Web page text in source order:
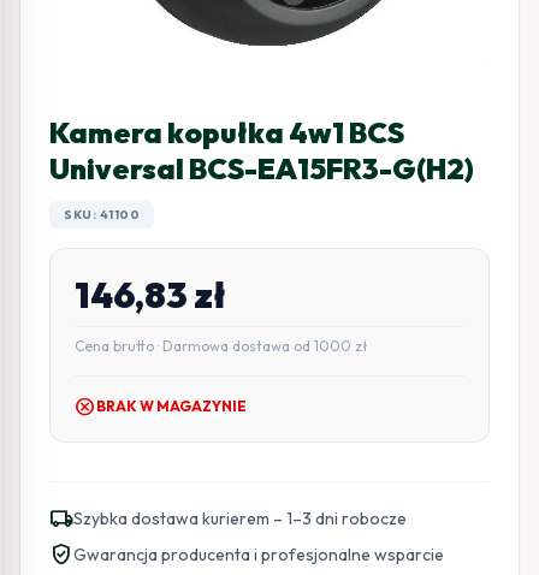
Kamera kopułka 4w1 BCS
Universal BCS-EA15FR3-G(H2)
SKU: 41100
146,83zł
Cena brutto · Darmowa dostawa od 1000 zł
cancel BRAK W MAGAZYNIE
local_shippingSzybka dostawa kurierem – 1–3 dni robocze
verified_userGwarancja producenta i profesjonalne wsparcie